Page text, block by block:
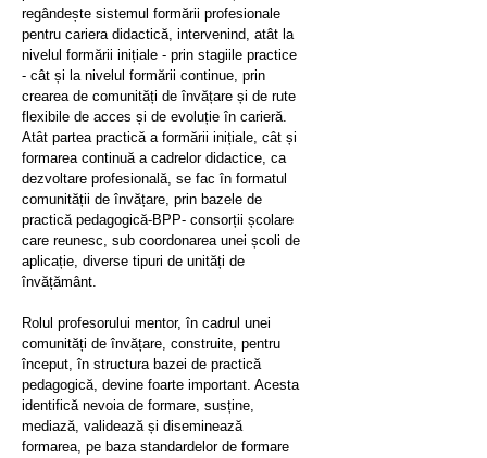
regândește sistemul formării profesionale
pentru cariera didactică, intervenind, atât la
nivelul formării inițiale - prin stagiile practice
- cât și la nivelul formării continue, prin
crearea de comunități de învățare și de rute
flexibile de acces și de evoluție în carieră.
Atât partea practică a formării inițiale, cât și
formarea continuă a cadrelor didactice, ca
dezvoltare profesională, se fac în formatul
comunității de învățare, prin bazele de
practică pedagogică-BPP- consorții școlare
care reunesc, sub coordonarea unei școli de
aplicație, diverse tipuri de unități de
învățământ.
Rolul profesorului mentor, în cadrul unei
comunități de învățare, construite, pentru
început, în structura bazei de practică
pedagogică, devine foarte important. Acesta
identifică nevoia de formare, susține,
mediază, validează și diseminează
formarea, pe baza standardelor de formare